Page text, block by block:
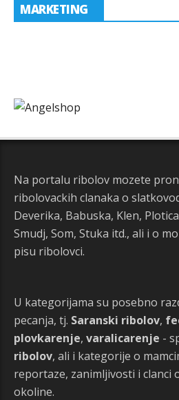
MARKETING
Na portalu ribolov mozete
ribolovackih clanaka o
Deverika, Babuska, Klen,
Smudj, Som, Stuka itd., ali i o
pisu ribolovci.
U kategorijama su posebno
pecanja, tj. Saranski ribolov,
plovkarenje, varalicarenje -
ribolov, ali i kategorije o
reportaze, zanimljivosti i clanci
okoline.